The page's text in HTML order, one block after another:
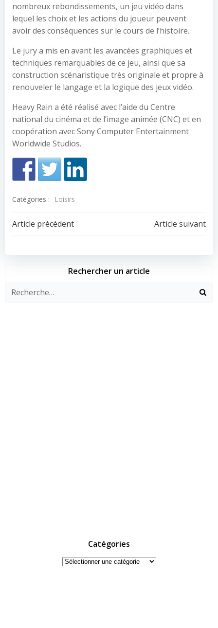
nombreux rebondissements, un jeu vidéo dans
lequel les choix et les actions du joueur peuvent
avoir des conséquences sur le cours de l’histoire.
Le jury a mis en avant les avancées graphiques et
techniques remarquables de ce jeu, ainsi que sa
construction scénaristique très originale et propre à
renouveler le langage et la logique des jeux vidéo.
Heavy Rain a été réalisé avec l’aide du Centre
national du cinéma et de l’image animée (CNC) et en
coopération avec Sony Computer Entertainment
Worldwide Studios.
Catégories : Loisirs
Navigation
de
l’article
Article précédent
Navigation
de
l’article
Article suivant
Rechercher un article
Catégories
Catégories